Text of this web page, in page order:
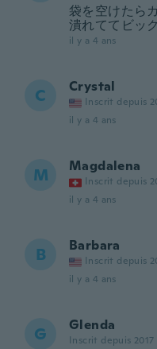
袋を空けたら
潰れててビッ
il y a 4 ans
C Crystal
Inscrit depuis
il y a 4 ans
M Magdalena
Inscrit depuis
il y a 4 ans
B Barbara
Inscrit depuis
il y a 4 ans
G Glenda
Inscrit depuis 2017